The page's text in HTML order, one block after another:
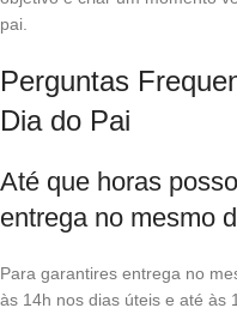
pai.
Perguntas
Dia do Pai
Até que horas
entrega no mesmo
Para garantires entrega no
às 14h nos dias úteis e até às